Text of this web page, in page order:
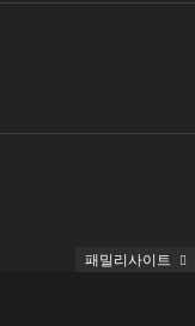
패밀리사이트